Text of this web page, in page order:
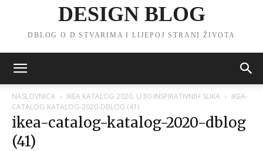
DESIGN BLOG
DBLOG O D STVARIMA I LIJEPOJ STRANI ŽIVOTA
NASLOVNICA IKEA KATALOG 2020. U 80 INSPIRATIVNIH SLIKA
IKEA-
CATALOG-KATALOG-2020-DBLOG (41)
ikea-catalog-katalog-2020-dblog
(41)